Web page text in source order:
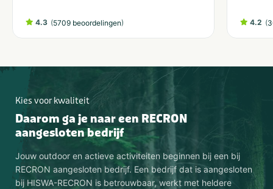
4.3 (5709 beoordelingen) 4.2 (
Kies voor kwaliteit
Daarom ga je naar een RECRON
aangesloten bedrijf
Jouw outdoor en actieve activiteiten beginnen bij een bij
RECRON aangesloten bedrijf. Een bedrijf dat is aangesloten
bij HISWA-RECRON is betrouwbaar, werkt met heldere